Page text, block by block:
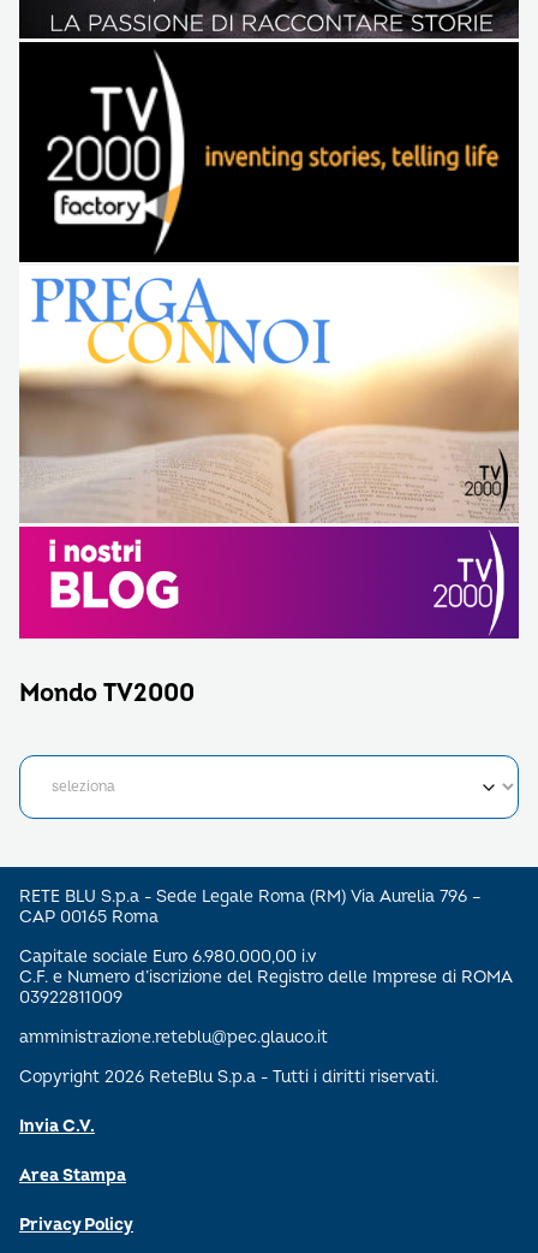
Mondo TV2000
RETE BLU S.p.a - Sede Legale Roma (RM) Via Aurelia 796 –
CAP 00165 Roma
Capitale sociale Euro 6.980.000,00 i.v
C.F. e Numero d’iscrizione del Registro delle Imprese di ROMA
03922811009
amministrazione.reteblu@pec.glauco.it
Copyright 2026 ReteBlu S.p.a - Tutti i diritti riservati.
Invia C.V.
Area Stampa
Privacy Policy